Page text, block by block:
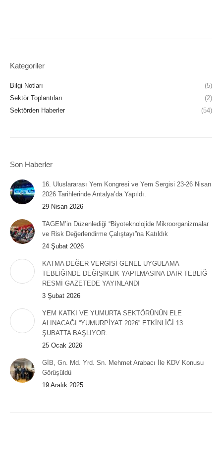
Kategoriler
Bilgi Notları
(5)
Sektör Toplantıları
(2)
Sektörden Haberler
(54)
Son Haberler
16. Uluslararası Yem Kongresi ve Yem Sergisi 23-26 Nisan
2026 Tarihlerinde Antalya’da Yapıldı.
29 Nisan 2026
TAGEM’in Düzenlediği “Biyoteknolojide Mikroorganizmalar
ve Risk Değerlendirme Çalıştayı”na Katıldık
24 Şubat 2026
KATMA DEĞER VERGİSİ GENEL UYGULAMA
TEBLİĞİNDE DEĞİŞİKLİK YAPILMASINA DAİR TEBLİĞ
RESMİ GAZETEDE YAYINLANDI
3 Şubat 2026
YEM KATKI VE YUMURTA SEKTÖRÜNÜN ELE
ALINACAĞI “YUMURPİYAT 2026” ETKİNLİĞİ 13
ŞUBATTA BAŞLIYOR.
25 Ocak 2026
GİB, Gn. Md. Yrd. Sn. Mehmet Arabacı İle KDV Konusu
Görüşüldü
19 Aralık 2025